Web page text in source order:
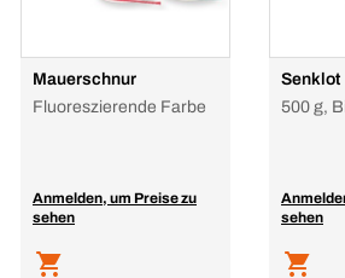
Mauerschnur
Fluoreszierende Farbe
Anmelden, um Preise zu
sehen
Senklot
500 g,
sehen